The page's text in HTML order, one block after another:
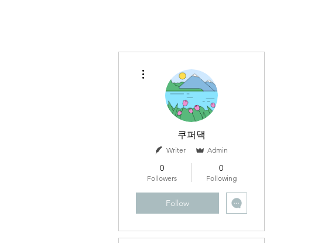
쿠퍼댁
Writer Admin
0
Followers
0
Following
Follow